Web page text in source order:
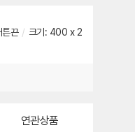
끈 / 크기: 400 x 2
연관상품